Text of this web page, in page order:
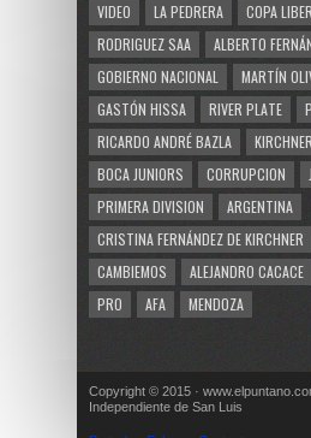
VIDEO
LA PEDRERA
COPA
RODRIGUEZ SAA
ALBERTO
GOBIERNO NACIONAL
MARTÍN
GASTÓN HISSA
RIVER PLATE
RICARDO ANDRÉ BAZLA
BOCA JUNIORS
CORRUPCION
PRIMERA DIVISION
ARGENTINA
CRISTINA FERNÁNDEZ DE KIRCHNER
CAMBIEMOS
ALEJANDRO CACACE
PRO
AFA MENDOZA
Copyright © 2015 ·
Independiente de San Luis